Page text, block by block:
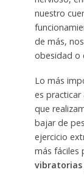
nuestro
de más,
obesidad o
Lo más
es practicar
que
bajar de
ejercicio
más fáciles
vibratorias